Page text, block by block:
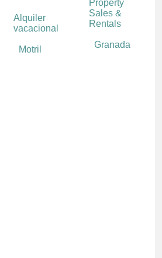
Alquiler
vacacional
Motril
Property
Sales &
Rentals
Granada